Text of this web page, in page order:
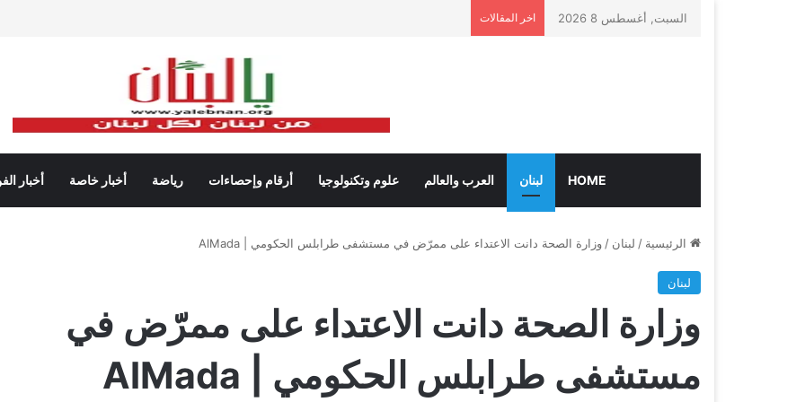
السبت, أغسطس 8 2026 اخر المقالات
HOME لبنان العرب والعالم علوم وتكنولوجيا أرقام وإحصاءات رياضة أخبار خاصة أخبار
الرئيسية / لبنان / وزارة الصحة دانت الاعتداء على ممرّض في مستشفى طرابلس الحكومي | AlMada
لبنان
وزارة الصحة دانت الاعتداء على ممرّض في
مستشفى طرابلس الحكومي | AlMada